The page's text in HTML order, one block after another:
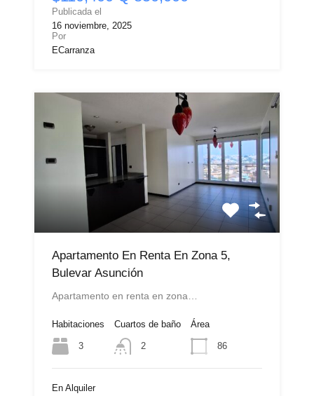
Publicada el
16 noviembre, 2025
Por
ECarranza
Apartamento En Renta En Zona 5,
Bulevar Asunción
Apartamento en renta en zona…
Habitaciones
3
Cuartos de baño
2
Área
86
En Alquiler